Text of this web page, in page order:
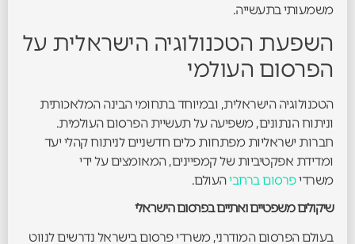
משמעותי בתעשייה.
השפעת הטכנולוגיה הישראלית על
הפרסום העולמי
הטכנולוגיה הישראלית, ובמיוחד בתחומי הבינה המלאכותית
וניתוח הנתונים, משפיעה על תעשיית הפרסום העולמית.
חברות ישראליות מפתחות כלים חדשניים לניתוח קהלי יעד
ומדידת אפקטיביות של קמפיינים, המאומצים על ידי
משרדיפרסום ברחביהעולם.
שיקולים משפטיים ואתיים בפרסום הישראלי
בעולם הפרסום המודרני, משרדי פרסום בישראל נדרשים לנווט